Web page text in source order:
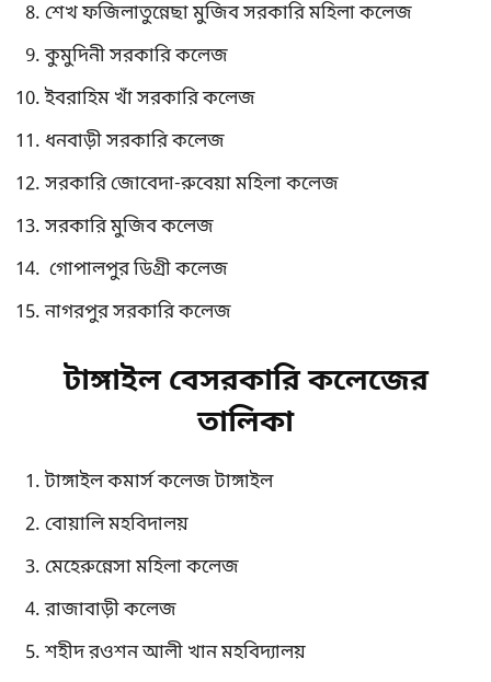
শেখ ফজিলাতুন্নেছা মুজিব সরকারি মহিলা কলেজ
কুমুদিনী সরকারি কলেজ
ইবরাহিম খাঁ সরকারি কলেজ
ধনবাড়ী সরকারি কলেজ
সরকারি জোবেদা-রুবেয়া মহিলা কলেজ
সরকারি মুজিব কলেজ
গোপালপুর ডিগ্রী কলেজ
নাগরপুর সরকারি কলেজ
টাঙ্গাইল বেসরকারি কলেজের
তালিকা
টাঙ্গাইল কমার্স কলেজ টাঙ্গাইল
বোয়ালি মহবিদালয়
মেহেরুন্নেসা মহিলা কলেজ
রাজাবাড়ী কলেজ
শহীদ রওশন আলী খান মহবিদ্যালয়